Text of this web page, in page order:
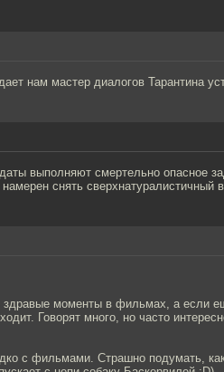
нам мастер диалогов Тарантина
выполняют смертельно опасное
намерен снять
здравые моменты в фильмах, а если
Говорят много, но часто
с фильмами. Страшно подумать,